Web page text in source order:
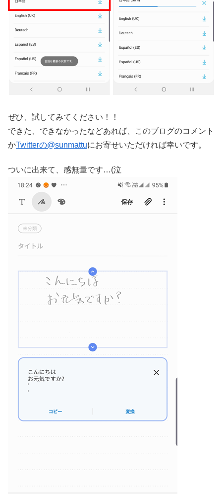
ぜひ、試してみてください！！
できた、できなかったなどあれば、このブログのコメント
かTwitterの@sunmattuにお寄せいただければ幸いです。
ついに出来て、感無量です…(泣